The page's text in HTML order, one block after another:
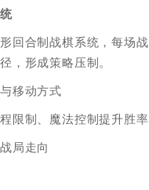
回合制战棋系统，每场
，形成策略压制。
移动方式
限制、魔法控制提升胜率
局走向